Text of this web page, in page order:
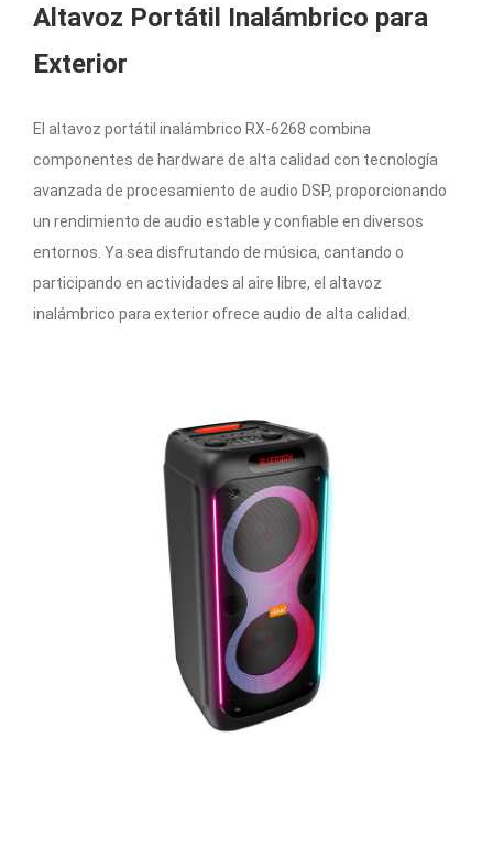
Altavoz Portátil Inalámbrico para
Exterior
El altavoz portátil inalámbrico RX-6268 combina
componentes de hardware de alta calidad con tecnología
avanzada de procesamiento de audio DSP, proporcionando
un rendimiento de audio estable y confiable en diversos
entornos. Ya sea disfrutando de música, cantando o
participando en actividades al aire libre, el altavoz
inalámbrico para exterior ofrece audio de alta calidad.